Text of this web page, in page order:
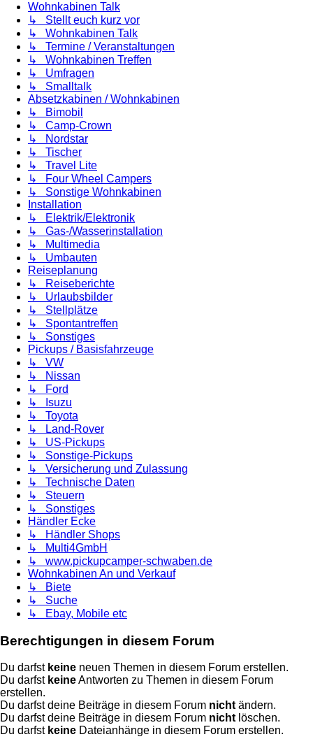
Wohnkabinen Talk
↳ Stellt euch kurz vor
↳ Wohnkabinen Talk
↳ Termine / Veranstaltungen
↳ Wohnkabinen Treffen
↳ Umfragen
↳ Smalltalk
Absetzkabinen / Wohnkabinen
↳ Bimobil
↳ Camp-Crown
↳ Nordstar
↳ Tischer
↳ Travel Lite
↳ Four Wheel Campers
↳ Sonstige Wohnkabinen
Installation
↳ Elektrik/Elektronik
↳ Gas-/Wasserinstallation
↳ Multimedia
↳ Umbauten
Reiseplanung
↳ Reiseberichte
↳ Urlaubsbilder
↳ Stellplätze
↳ Spontantreffen
↳ Sonstiges
Pickups / Basisfahrzeuge
↳ VW
↳ Nissan
↳ Ford
↳ Isuzu
↳ Toyota
↳ Land-Rover
↳ US-Pickups
↳ Sonstige-Pickups
↳ Versicherung und Zulassung
↳ Technische Daten
↳ Steuern
↳ Sonstiges
Händler Ecke
↳ Händler Shops
↳ Multi4GmbH
↳ www.pickupcamper-schwaben.de
Wohnkabinen An und Verkauf
↳ Biete
↳ Suche
↳ Ebay, Mobile etc
Berechtigungen in diesem Forum
Du darfst keine neuen Themen in diesem Forum erstellen.
Du darfst keineAntworten zu Themen in diesem Forum
erstellen.
Du darfst deine Beiträge in diesem Forum nichtändern.
Du darfst deine Beiträge in diesem Forum nichtlöschen.
Du darfst keine Dateianhänge in diesem Forum erstellen.